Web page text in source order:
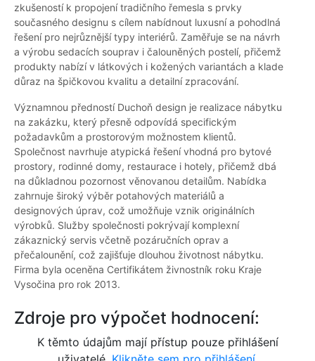
zkušeností k propojení tradičního řemesla s prvky
současného designu s cílem nabídnout luxusní a pohodlná
řešení pro nejrůznější typy interiérů. Zaměřuje se na návrh
a výrobu sedacích souprav i čalouněných postelí, přičemž
produkty nabízí v látkových i kožených variantách a klade
důraz na špičkovou kvalitu a detailní zpracování.
Významnou předností Duchoň design je realizace nábytku
na zakázku, který přesně odpovídá specifickým
požadavkům a prostorovým možnostem klientů.
Společnost navrhuje atypická řešení vhodná pro bytové
prostory, rodinné domy, restaurace i hotely, přičemž dbá
na důkladnou pozornost věnovanou detailům. Nabídka
zahrnuje široký výběr potahových materiálů a
designových úprav, což umožňuje vznik originálních
výrobků. Služby společnosti pokrývají komplexní
zákaznický servis včetně pozáručních oprav a
přečalounění, což zajišťuje dlouhou životnost nábytku.
Firma byla oceněna Certifikátem živnostník roku Kraje
Vysočina pro rok 2013.
Zdroje pro výpočet hodnocení:
K těmto údajům mají přístup pouze přihlášení